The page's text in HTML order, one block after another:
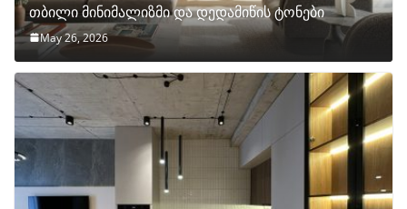
თბილი მინიმალიზმი და დედამიწის ტონები
May 26, 2026